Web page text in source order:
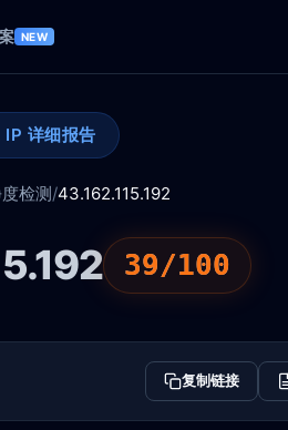
NEW
IP 详细报告
检测/43.162.115.192
39/100
复制链接